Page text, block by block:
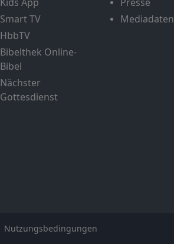
Smart TV
HbbTV
Bibelthek Online-
Bibel
Nächster
Gottesdienst
Mediadaten
Nutzungsbedingungen